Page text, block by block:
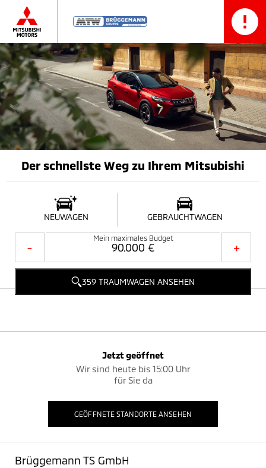
Der schnellste Weg zu Ihrem Mitsubishi
NEUWAGEN GEBRAUCHTWAGEN
-
Mein maximales Budget
+
359 TRAUMWAGEN ANSEHEN
Jetzt geöffnet
Wir sind heute bis 15:00 Uhr
für Sie da
GEÖFFNETE STANDORTE ANSEHEN
Brüggemann TS GmbH